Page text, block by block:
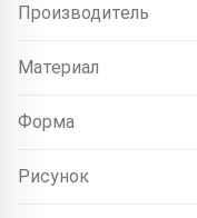
Производитель
Материал
Форма
Рисунок